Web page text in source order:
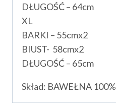
DŁUGOŚĆ – 64cm
XL
BARKI – 55cmx2
BIUST- 58cmx2
DŁUGOŚĆ – 65cm
Skład: BAWEŁNA 100%